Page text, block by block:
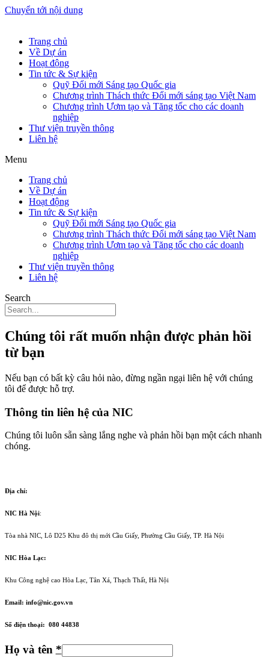
Chuyển tới nội dung
Trang chủ
Về Dự án
Hoạt động
Tin tức & Sự kiện
Quỹ Đổi mới Sáng tạo Quốc gia
Chương trình Thách thức Đổi mới sáng tạo Việt Nam
Chương trình Ươm tạo và Tăng tốc cho các doanh
nghiệp
Thư viện truyền thông
Liên hệ
Menu
Trang chủ
Về Dự án
Hoạt động
Tin tức & Sự kiện
Quỹ Đổi mới Sáng tạo Quốc gia
Chương trình Thách thức Đổi mới sáng tạo Việt Nam
Chương trình Ươm tạo và Tăng tốc cho các doanh
nghiệp
Thư viện truyền thông
Liên hệ
Search
Chúng tôi rất muốn nhận được phản hồi
từ bạn
Nếu bạn có bất kỳ câu hỏi nào, đừng ngần ngại liên hệ với chúng
tôi để được hỗ trợ.
Thông tin liên hệ của NIC
Chúng tôi luôn sẵn sàng lắng nghe và phản hồi bạn một cách nhanh
chóng.
Địa chỉ:
NIC Hà Nội:
Tòa nhà NIC, Lô D25 Khu đô thị mới Cầu Giấy, Phường Cầu Giấy, TP. Hà Nội
NIC Hòa Lạc:
Khu Công nghệ cao Hòa Lạc, Tân Xá, Thạch Thất, Hà Nội
Email: info@nic.gov.vn
Số điện thoại: 080 44838
Họ và tên *